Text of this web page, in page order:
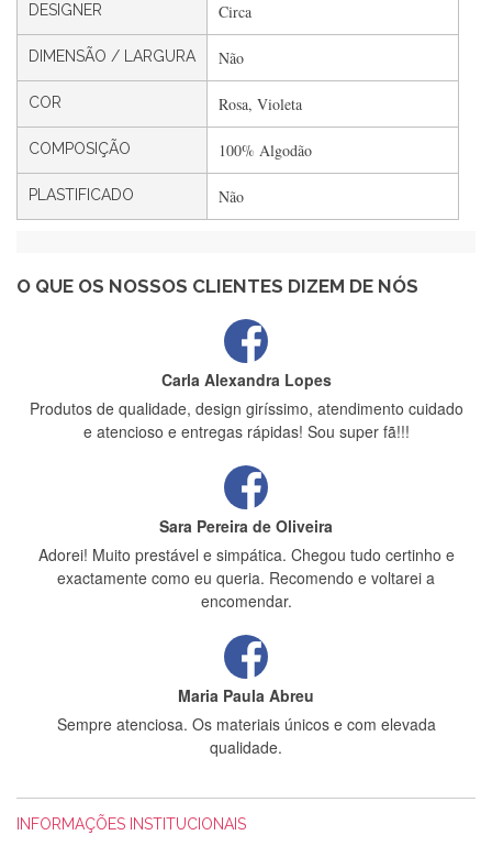
DESIGNER Circa
DIMENSÃO / LARGURA Não
COR Rosa, Violeta
COMPOSIÇÃO 100% Algodão
PLASTIFICADO Não
O QUE OS NOSSOS CLIENTES DIZEM DE NÓS
Filipa Freire
Rápido, atendimento 5*. Hoje chegará a segunda encomenda
feita de muitas certamente❤️
estrelas
Carla Alexandra Lopes
Produtos de qualidade, design giríssimo, atendimento cuidado
e atencioso e entregas rápidas! Sou super fã!!!
Sara Pereira de Oliveira
Adorei! Muito prestável e simpática. Chegou tudo certinho e
exactamente como eu queria. Recomendo e voltarei a
encomendar.
Maria Paula Abreu
Sempre atenciosa. Os materiais únicos e com elevada
qualidade.
INFORMAÇÕES INSTITUCIONAIS